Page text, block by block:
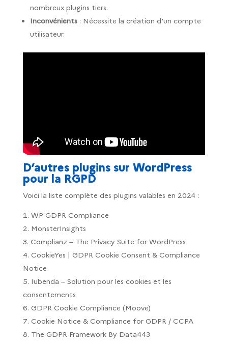
nombreux plugins tiers.
Inconvénients: Nécessite la création d'un compte
utilisateur.
D’autres plugins sur WordPress
pour la RGPD
Voici la liste complète des plugins valables en 2024 :
WP GDPR Compliance
MonsterInsights
Complianz – The Privacy Suite for WordPress
CookieYes | GDPR Cookie Consent & Compliance
Notice
Iubenda – Solution pour les cookies et les
consentements
GDPR Cookie Compliance (Moove)
Cookie Notice & Compliance for GDPR / CCPA
The GDPR Framework By Data443